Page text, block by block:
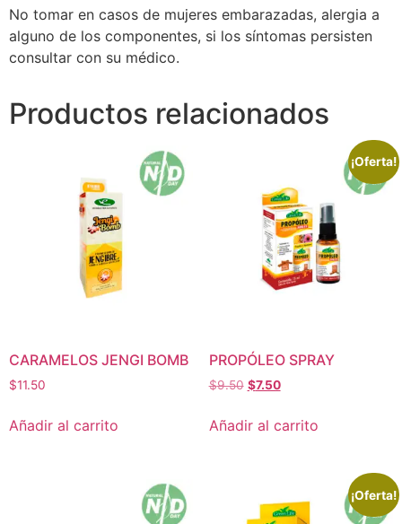
No tomar en casos de mujeres embarazadas, alergia a
alguno de los componentes, si los síntomas persisten
consultar con su médico.
Productos relacionados
CARAMELOS JENGI BOMB
$11.50
Añadir al carrito
¡Oferta!
PROPÓLEO SPRAY
$9.50 $7.50
Añadir al carrito
¡Oferta!